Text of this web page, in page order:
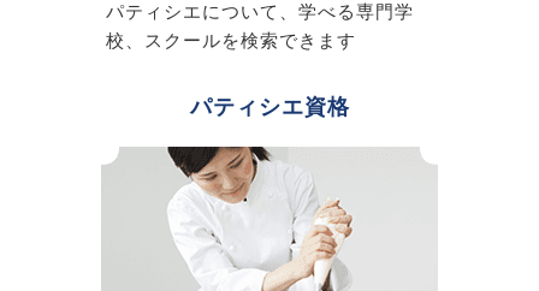
パティシエについて、学べる専門学
校、スクールを検索できます
パティシエ資格